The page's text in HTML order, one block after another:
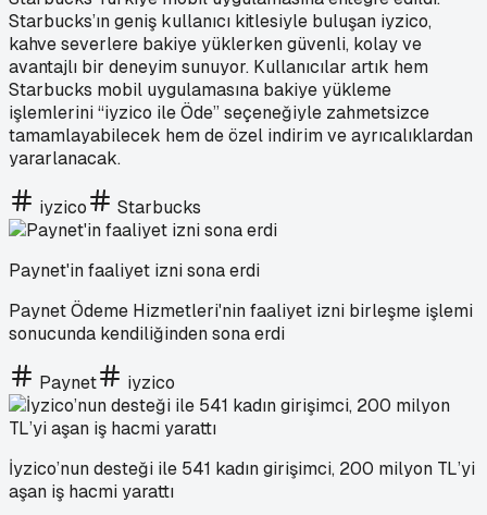
Starbucks’ın geniş kullanıcı kitlesiyle buluşan iyzico,
kahve severlere bakiye yüklerken güvenli, kolay ve
avantajlı bir deneyim sunuyor. Kullanıcılar artık hem
Starbucks mobil uygulamasına bakiye yükleme
işlemlerini “iyzico ile Öde” seçeneğiyle zahmetsizce
tamamlayabilecek hem de özel indirim ve ayrıcalıklardan
yararlanacak.
iyzico Starbucks
Paynet'in faaliyet izni sona erdi
Paynet Ödeme Hizmetleri'nin faaliyet izni birleşme işlemi
sonucunda kendiliğinden sona erdi
Paynet iyzico
İyzico’nun desteği ile 541 kadın girişimci, 200 milyon TL’yi
aşan iş hacmi yarattı